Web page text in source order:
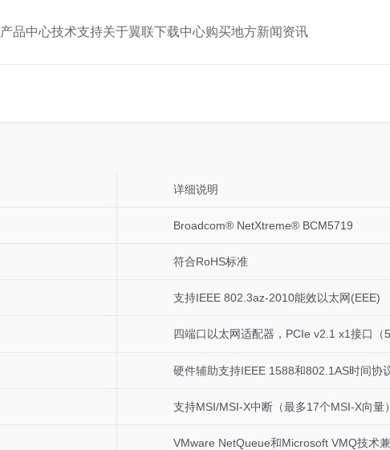
产品中心技术支持关于翼联下载中心购买地方新闻资讯
详细说明
Broadcom® NetXtreme® BCM5719
符合RoHS标准
支持IEEE 802.3az-2010能效以太网(EEE)
四端口以太网适配器，PCIe v2.1 x1接口（
硬件辅助支持IEEE 1588和802.1AS时间协
支持MSI/MSI-X中断（最多17个MSI-X向量）
VMware NetQueue和Microsoft VMQ技术